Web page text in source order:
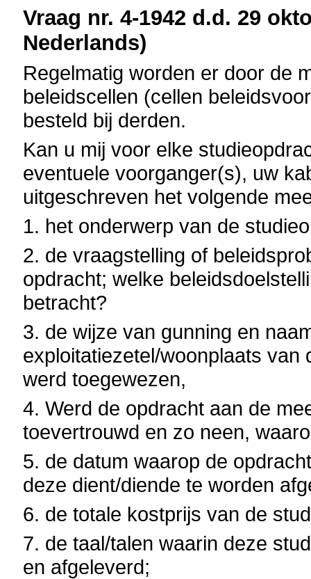
Vraag nr. 4-1942 d.d. 29
Nederlands)
Regelmatig worden er door de
beleidscellen (cellen
besteld bij derden.
Kan u mij voor elke
eventuele voorganger(s), uw
uitgeschreven het volgende
1. het onderwerp van de
2. de vraagstelling of
opdracht; welke
betracht?
3. de wijze van gunning en
exploitatiezetel/woonplaats
werd toegewezen,
4. Werd de opdracht aan de
toevertrouwd en zo neen,
5. de datum waarop de
deze dient/diende te worden
6. de totale kostprijs van de
7. de taal/talen waarin deze
en afgeleverd;